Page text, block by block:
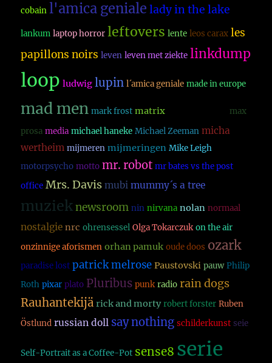
cobain l'amica geniale lady in the lake
lankum laptop horror leftovers lente leos carax les
papillons noirs leven leven met ziekte linkdump
loop ludwig lupin l´amica geniale made in europe
mad men mark frost matrix
max
prosa media michael haneke Michael Zeeman micha
wertheim mijmeren mijmeringen Mike Leigh
motorpsycho motto mr. robot mr bates vs the post
office Mrs. Davis mubi mummy´s a tree
muziek newsroom nin nirvana nolan normaal
nostalgie nrc ohrensessel Olga Tokarczuk on the air
onzinnige aforismen orhan pamuk oude doos ozark
paradise lost patrick melrose Paustovski pauw Philip
Roth pixar plato Pluribus punk radio rain dogs
Rauhantekijä rick and morty robert forster Ruben
Östlund russian doll say nothing schilderkunst seie
Self-Portrait as a Coffee-Pot sense8 serie